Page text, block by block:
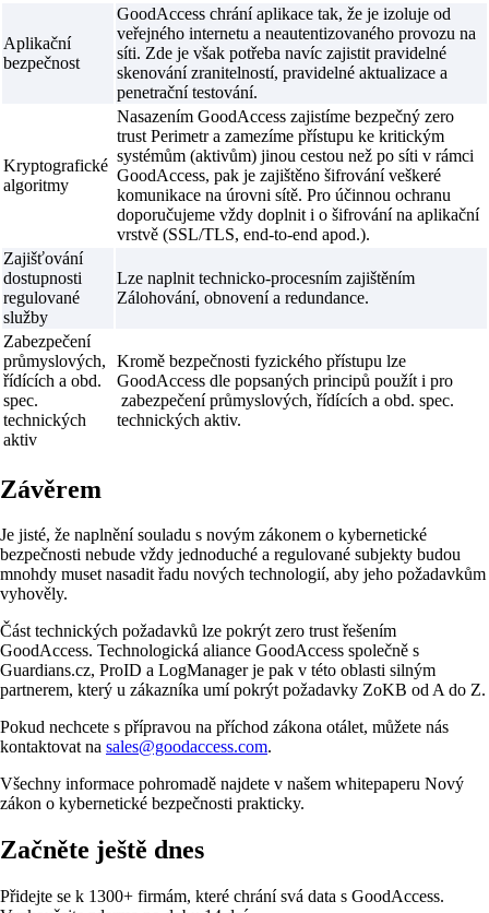
Aplikační
bezpečnost
GoodAccess chrání aplikace tak, že je izoluje od
veřejného internetu a neautentizovaného provozu na
síti. Zde je však potřeba navíc zajistit pravidelné
skenování zranitelností, pravidelné aktualizace a
penetrační testování.
Kryptografické
algoritmy
Nasazením GoodAccess zajistíme bezpečný zero
trust Perimetr a zamezíme přístupu ke kritickým
systémům (aktivům) jinou cestou než po síti v rámci
GoodAccess, pak je zajištěno šifrování veškeré
komunikace na úrovni sítě. Pro účinnou ochranu
doporučujeme vždy doplnit i o šifrování na aplikační
vrstvě (SSL/TLS, end-to-end apod.).
Zajišťování
dostupnosti
regulované
služby
Lze naplnit technicko-procesním zajištěním
Zálohování, obnovení a redundance.
Zabezpečení
průmyslových,
řídících a obd.
spec.
technických
aktiv
Kromě bezpečnosti fyzického přístupu lze
GoodAccess dle popsaných principů použít i pro
zabezpečení průmyslových, řídících a obd. spec.
technických aktiv.
Závěrem
Je jisté, že naplnění souladu s novým zákonem o kybernetické
bezpečnosti nebude vždy jednoduché a regulované subjekty budou
mnohdy muset nasadit řadu nových technologií, aby jeho požadavkům
vyhověly.
Část technických požadavků lze pokrýt zero trust řešením
GoodAccess. Technologická aliance GoodAccess společně s
Guardians.cz, ProID a LogManager je pak v této oblasti silným
partnerem, který u zákazníka umí pokrýt požadavky ZoKB od A do Z.
Pokud nechcete s přípravou na příchod zákona otálet, můžete nás
kontaktovat na sales@goodaccess.com.
Všechny informace pohromadě najdete v našem whitepaperu Nový
zákon o kybernetické bezpečnosti prakticky.
Začněte ještě dnes
Přidejte se k 1300+ firmám, které chrání svá data s GoodAccess.